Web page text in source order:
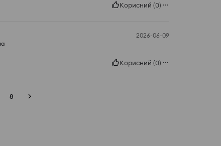
Корисний (0)
2026-06-09
Корисний (0)
8